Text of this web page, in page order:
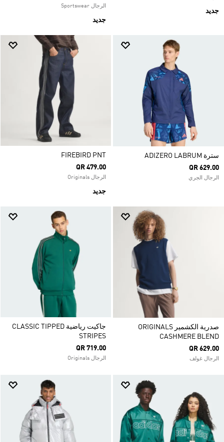
جديد
الرجال Sportswear
جديد
سترة ADIZERO LABRUM
QR 629.00
الرجال الجري
FIREBIRD PNT
QR 479.00
الرجال Originals
جديد
صدرية الكشمير ORIGINALS
CASHMERE BLEND
QR 629.00
الرجال غولف
جاكيت رياضية CLASSIC TIPPED
STRIPES
QR 719.00
الرجال Originals